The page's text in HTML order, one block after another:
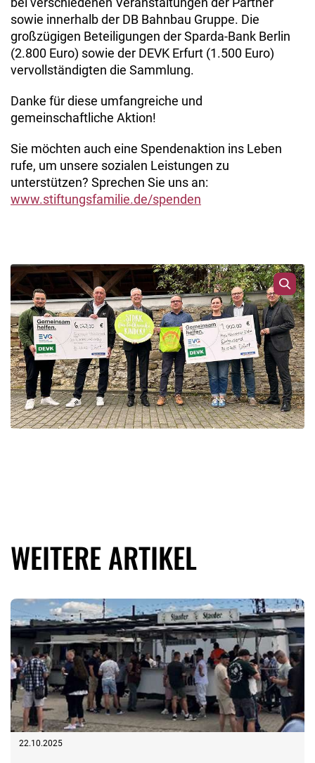
sowie innerhalb der DB Bahnbau Gruppe. Die
großzügigen Beteiligungen der Sparda-Bank Berlin
(2.800 Euro) sowie der DEVK Erfurt (1.500 Euro)
vervollständigten die Sammlung.
Danke für diese umfangreiche und
gemeinschaftliche Aktion!
Sie möchten auch eine Spendenaktion ins Leben
rufe, um unsere sozialen Leistungen zu
unterstützen? Sprechen Sie uns an:
www.stiftungsfamilie.de/spenden
WEITERE ARTIKEL
22.10.2025